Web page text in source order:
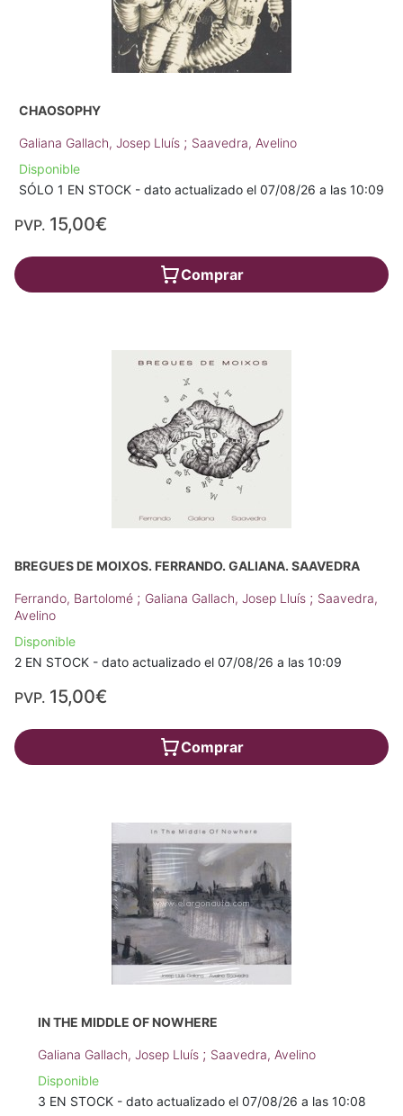
CHAOSOPHY
Galiana Gallach, Josep Lluís ; Saavedra, Avelino
Disponible
SÓLO 1 EN STOCK - dato actualizado el 07/08/26 a las 10:09
PVP. 15,00€
Comprar
BREGUES DE MOIXOS. FERRANDO. GALIANA. SAAVEDRA
Ferrando, Bartolomé ; Galiana Gallach, Josep Lluís ; Saavedra,
Avelino
Disponible
2 EN STOCK - dato actualizado el 07/08/26 a las 10:09
PVP. 15,00€
Comprar
IN THE MIDDLE OF NOWHERE
Galiana Gallach, Josep Lluís ; Saavedra, Avelino
Disponible
3 EN STOCK - dato actualizado el 07/08/26 a las 10:08